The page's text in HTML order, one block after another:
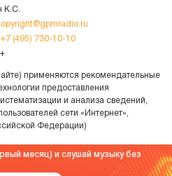
К.С.
+7 (495) 730-10-10
применяются рекомендательные
предоставления
и анализа сведений,
сети «Интернет»,
Федерации)
месяц) и слушай музыку без